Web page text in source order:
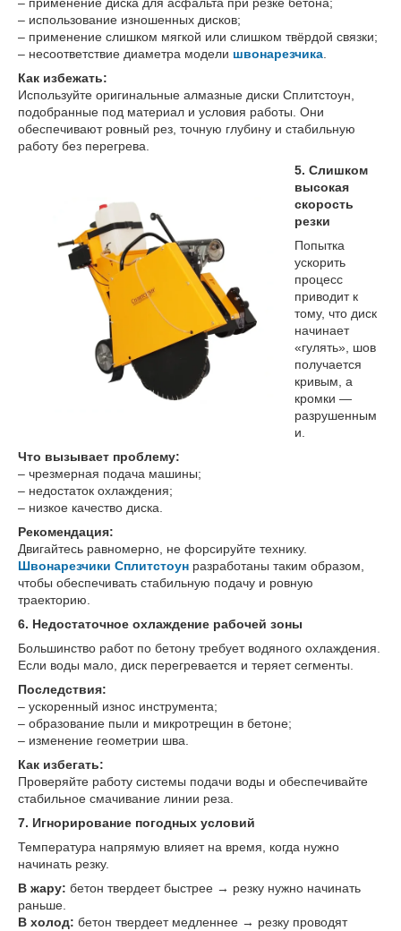
– применение диска для асфальта при резке бетона;
– использование изношенных дисков;
– применение слишком мягкой или слишком твёрдой связки;
– несоответствие диаметра модели швонарезчика.
Как избежать:
Используйте оригинальные алмазные диски Сплитстоун,
подобранные под материал и условия работы. Они
обеспечивают ровный рез, точную глубину и стабильную
работу без перегрева.
5. Слишком
высокая
скорость
резки
Попытка
ускорить
процесс
приводит к
тому, что диск
начинает
«гулять», шов
получается
кривым, а
кромки —
разрушенным
и.
Что вызывает проблему:
– чрезмерная подача машины;
– недостаток охлаждения;
– низкое качество диска.
Рекомендация:
Двигайтесь равномерно, не форсируйте технику.
Швонарезчики Сплитстоун разработаны таким образом,
чтобы обеспечивать стабильную подачу и ровную
траекторию.
6. Недостаточное охлаждение рабочей зоны
Большинство работ по бетону требует водяного охлаждения.
Если воды мало, диск перегревается и теряет сегменты.
Последствия:
– ускоренный износ инструмента;
– образование пыли и микротрещин в бетоне;
– изменение геометрии шва.
Как избегать:
Проверяйте работу системы подачи воды и обеспечивайте
стабильное смачивание линии реза.
7. Игнорирование погодных условий
Температура напрямую влияет на время, когда нужно
начинать резку.
В жару: бетон твердеет быстрее → резку нужно начинать
раньше.
В холод: бетон твердеет медленнее → резку проводят